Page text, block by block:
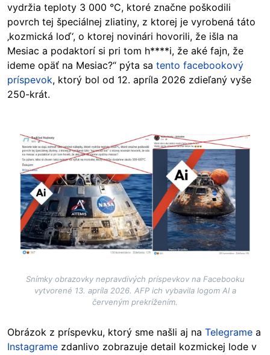
vydržia teploty 3 000 °C, ktoré značne poškodili
povrch tej špeciálnej zliatiny, z ktorej je vyrobená táto
‚kozmická loď‘, o ktorej novinári hovorili, že išla na
Mesiac a podaktorí si pri tom h****i, že aké fajn, že
ideme opäť na Mesiac?“ pýta sa tento facebookový
príspevok, ktorý bol od 12. apríla 2026 zdieľaný vyše
250-krát.
Image
Snímky obrazovky nepravdivých príspevkov na Facebooku
vytvorené 13. apríla 2026. AFP ich vybavila logom AI a
červeným prekrížením.
Obrázok z príspevku, ktorý sme našli aj na Telegrame a
Instagrame zdanlivo zobrazuje detail kozmickej lode v